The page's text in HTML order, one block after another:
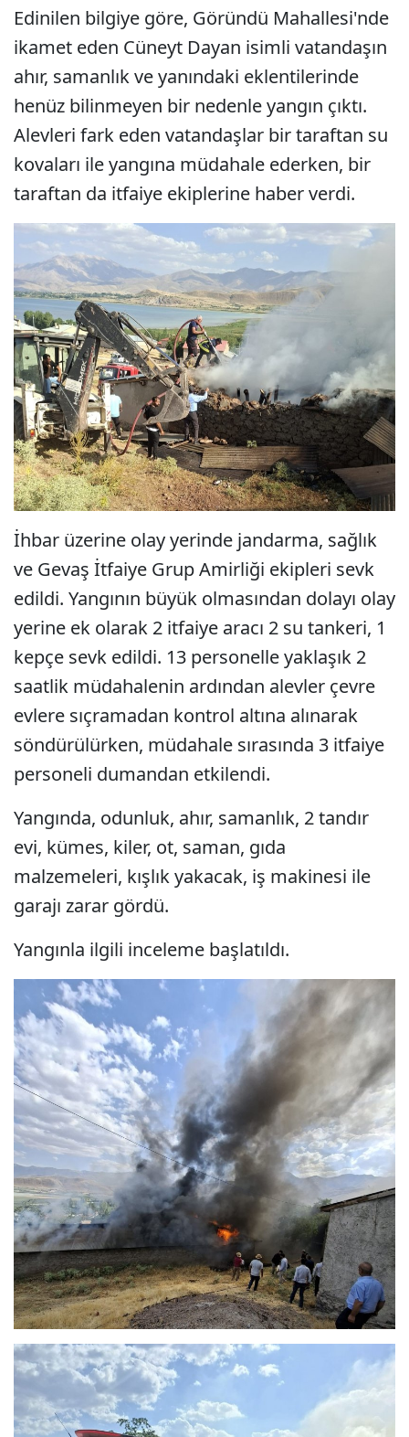
Edinilen bilgiye göre, Göründü Mahallesi'nde
ikamet eden Cüneyt Dayan isimli vatandaşın
ahır, samanlık ve yanındaki eklentilerinde
henüz bilinmeyen bir nedenle yangın çıktı.
Alevleri fark eden vatandaşlar bir taraftan su
kovaları ile yangına müdahale ederken, bir
taraftan da itfaiye ekiplerine haber verdi.
İhbar üzerine olay yerinde jandarma, sağlık
ve Gevaş İtfaiye Grup Amirliği ekipleri sevk
edildi. Yangının büyük olmasından dolayı olay
yerine ek olarak 2 itfaiye aracı 2 su tankeri, 1
kepçe sevk edildi. 13 personelle yaklaşık 2
saatlik müdahalenin ardından alevler çevre
evlere sıçramadan kontrol altına alınarak
söndürülürken, müdahale sırasında 3 itfaiye
personeli dumandan etkilendi.
Yangında, odunluk, ahır, samanlık, 2 tandır
evi, kümes, kiler, ot, saman, gıda
malzemeleri, kışlık yakacak, iş makinesi ile
garajı zarar gördü.
Yangınla ilgili inceleme başlatıldı.